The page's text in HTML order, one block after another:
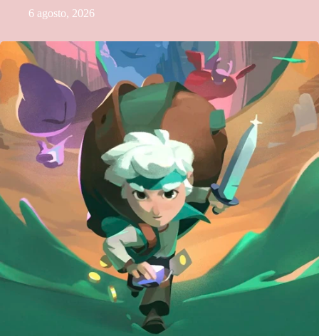
6 agosto, 2026